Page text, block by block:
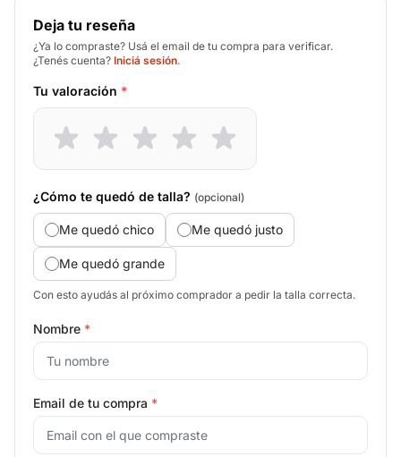
Deja tu reseña
¿Ya lo compraste? Usá el email de tu compra para verificar.
¿Tenés cuenta? Iniciá sesión.
Tu valoración *
¿Cómo te quedó de talla? (opcional)
Me quedó chico Me quedó justo
Me quedó grande
Con esto ayudás al próximo comprador a pedir la talla correcta.
Nombre *
Email de tu compra *